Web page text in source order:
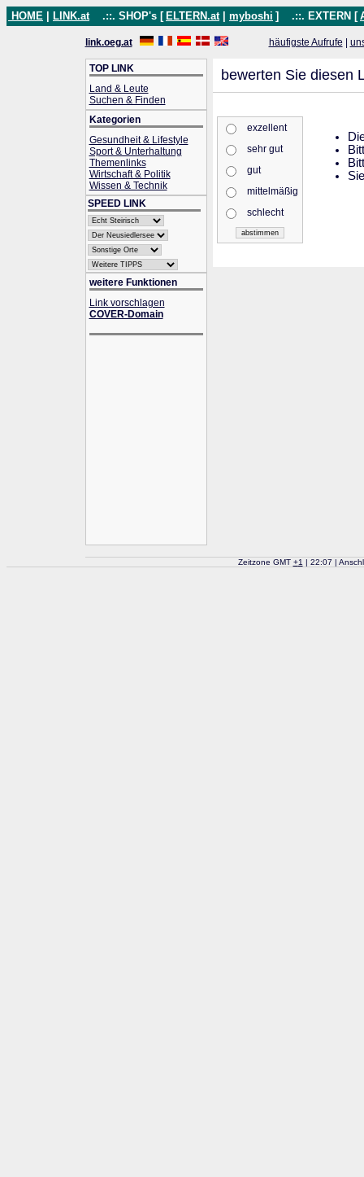
HOME LINK.at .::. SHOP's [ ELTERN.at myboshi ] .::. EXTERN [
link.oeg.at häufigste Aufrufe
TOP LINK
Land & Leute
Suchen & Finden
Kategorien
Gesundheit & Lifestyle
Sport & Unterhaltung
Themenlinks
Wirtschaft & Politik
Wissen & Technik
SPEED LINK
weitere Funktionen
Link vorschlagen
COVER-Domain
bewerten Sie diesen
exzellent
sehr gut
gut
mittelmäßig
schlecht
Zeitzone GMT +1 | 22:07 |